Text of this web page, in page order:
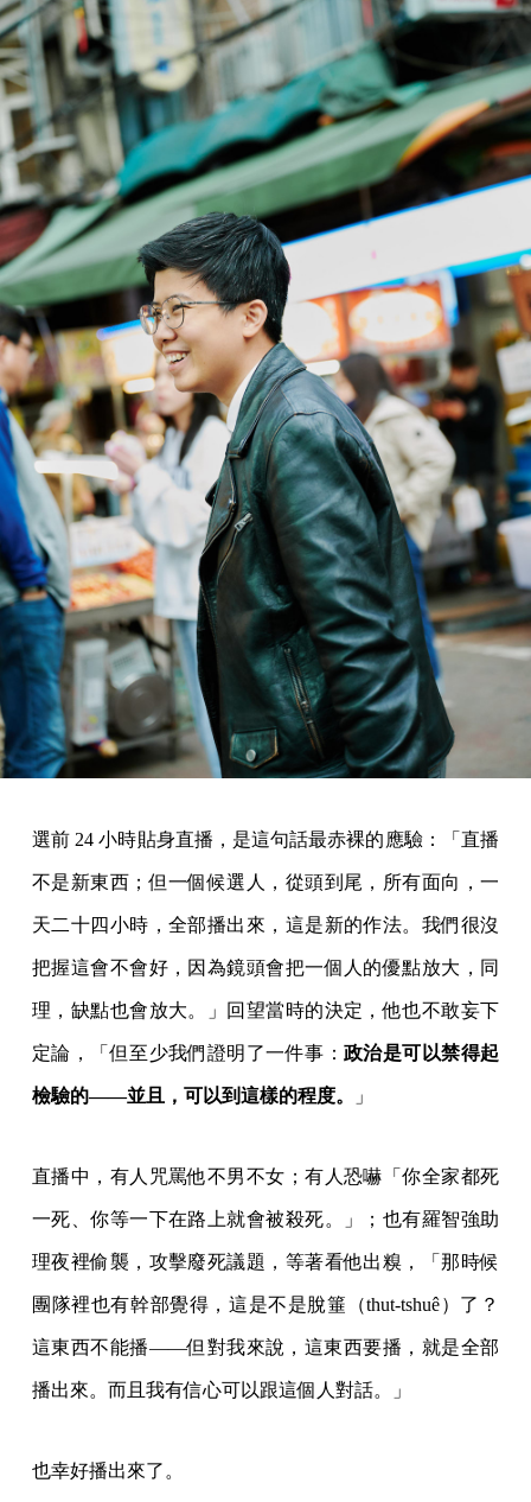
選前 24 小時貼身直播，是這句話最赤裸的應驗：「直播
不是新東西；但一個候選人，從頭到尾，所有面向，一
天二十四小時，全部播出來，這是新的作法。我們很沒
把握這會不會好，因為鏡頭會把一個人的優點放大，同
理，缺點也會放大。」回望當時的決定，他也不敢妄下
定論，「但至少我們證明了一件事： 政治是可以禁得起
檢驗的——並且，可以到這樣的程度。 」
直播中，有人咒罵他不男不女；有人恐嚇「你全家都死
一死、你等一下在路上就會被殺死。」；也有羅智強助
理夜裡偷襲，攻擊廢死議題，等著看他出糗，「那時候
團隊裡也有幹部覺得，這是不是脫箠（thut-tshuê）了？
這東西不能播——但對我來說，這東西要播，就是全部
播出來。而且我有信心可以跟這個人對話。」
也幸好播出來了。